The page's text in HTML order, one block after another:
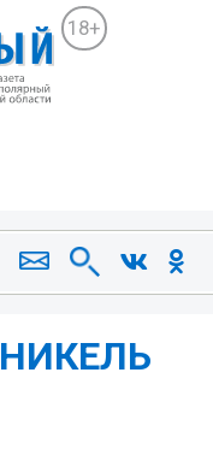
18+